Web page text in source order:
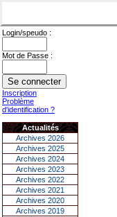
Login/speudo :
Mot de Passe :
Inscription
Problème
d'identification ?
Actualités
Archives 2026
Archives 2025
Archives 2024
Archives 2023
Archives 2022
Archives 2021
Archives 2020
Archives 2019